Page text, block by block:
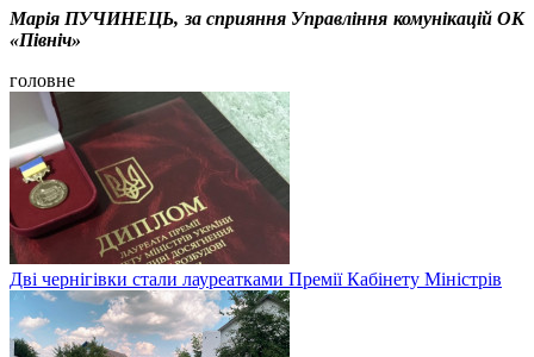
Марія ПУЧИНЕЦЬ, за сприяння Управління комунікацій ОК
«Північ»
головне
Дві чернігівки стали лауреатками Премії Кабінету Міністрів